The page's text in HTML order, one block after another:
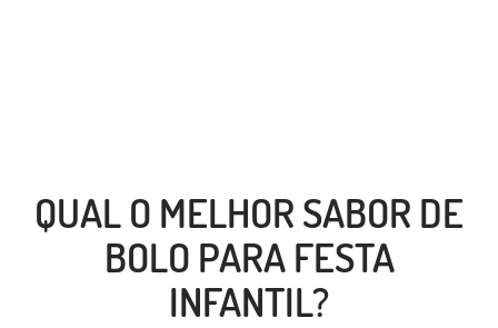
QUAL O MELHOR SABOR DE
BOLO PARA FESTA
INFANTIL?